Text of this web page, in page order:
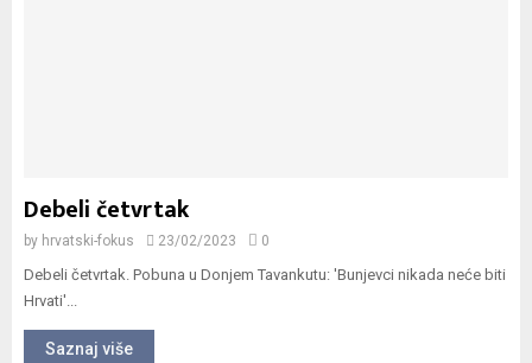
Debeli četvrtak
by hrvatski-fokus 23/02/2023 0
Debeli četvrtak. Pobuna u Donjem Tavankutu: 'Bunjevci nikada neće biti
Hrvati'...
Saznaj više